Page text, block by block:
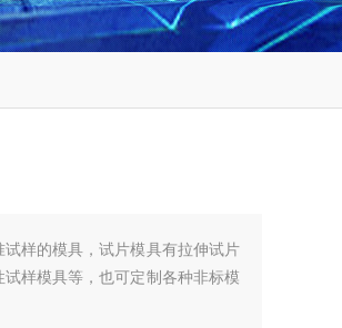
样的模具，试片模具有拉伸试片
样模具等，也可定制各种非标模